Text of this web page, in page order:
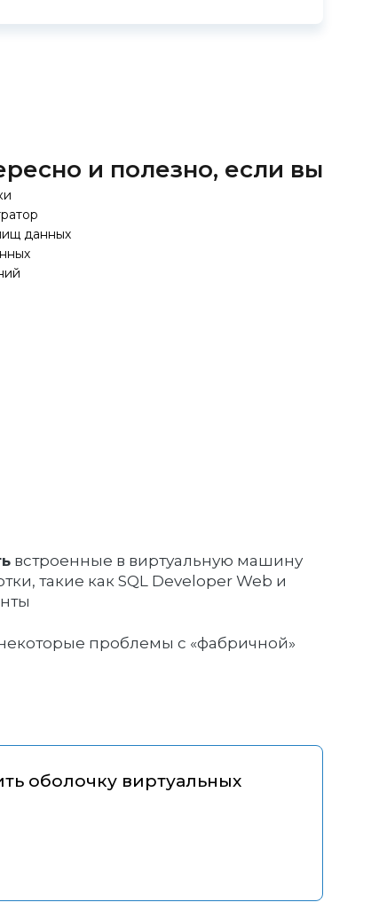
и полезно, если вы
данных
встроенные в виртуальную машину
такие как SQL Developer Web и
проблемы с «фабричной»
оболочку виртуальных